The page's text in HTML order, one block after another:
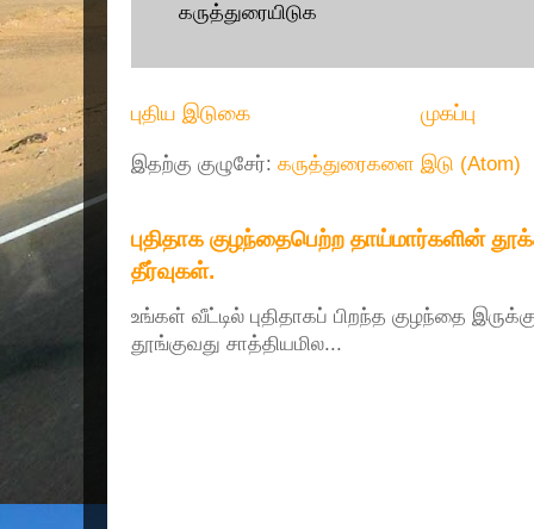
கருத்துரையிடுக
புதிய இடுகை முகப்பு
இதற்கு குழுசேர்: கருத்துரைகளை இடு (Atom)
புதிதாக குழந்தைபெற்ற தாய்மார்களின்
தீர்வுகள்.
உங்கள் வீட்டில் புதிதாகப் பிறந்த குழந்தை
தூங்குவது சாத்தியமில...